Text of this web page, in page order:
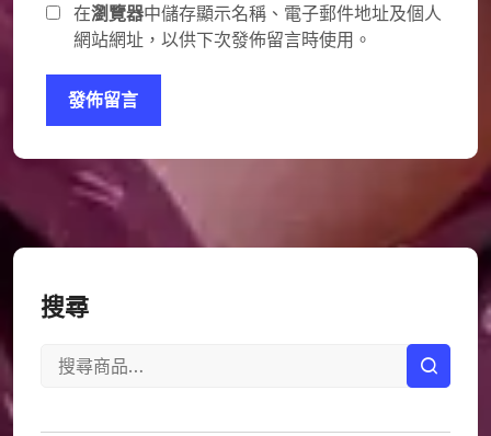
在瀏覽器中儲存顯示名稱、電子郵件地址及個人
網站網址，以供下次發佈留言時使用。
搜尋